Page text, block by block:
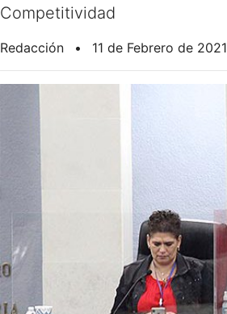
Competitividad
Redacción • 11 de Febrero de 2021